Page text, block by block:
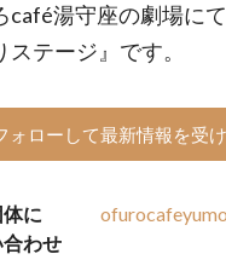
café湯守座の劇場に
ステージ』です。
ォローして最新情報を受
に
わせ